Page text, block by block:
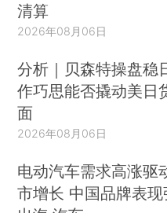
清算
2026年08月06日
分析｜贝森特操盘稳
作巧思能否撬动美日
面
2026年08月06日
电动汽车需求高涨驱
市增长 中国品牌表现